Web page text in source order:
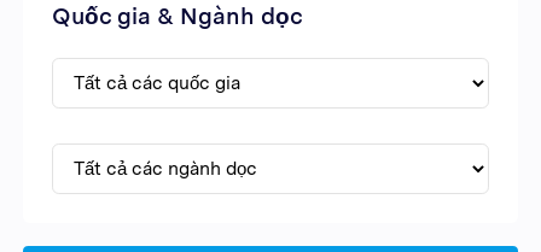
Quốc gia & Ngành dọc